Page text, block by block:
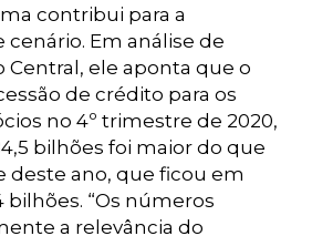
contribui para a
Em análise de
Central, ele aponta que o
de crédito para os
no 4º trimestre de 2020,
bilhões foi maior do que
deste ano, que ficou em
bilhões. “Os números
a relevância do